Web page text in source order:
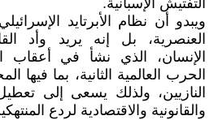
التفتيش الإسبانية.
ويبدو أن نظام الأبرتايد
العنصرية، بل إنه يريد وأد
الإنسان، الذي نشأ في أعقاب
الحرب العالمية الثانية، بما فيها
النازيين، ولذلك يسعى إلى تعطيل
والقانونية والاقتصادية لردع